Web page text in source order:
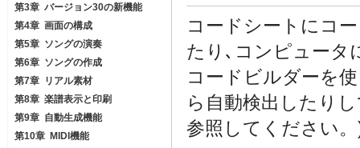
第3章 バージョン30の新機能
第4章 画面の構成
第5章 ソングの演奏
第6章 ソングの作成
第7章 リアル素材
第8章 楽譜表示と印刷
第9章 自動生成機能
第10章 MIDI機能
コードシートにコ
たり､コンピュータ
コードビルダーを
ら自動検出したり
参照してください